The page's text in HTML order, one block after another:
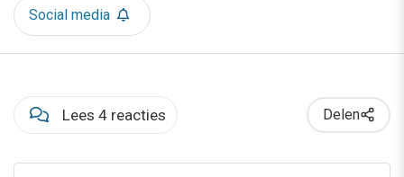
Social media
Lees 4 reacties Delen